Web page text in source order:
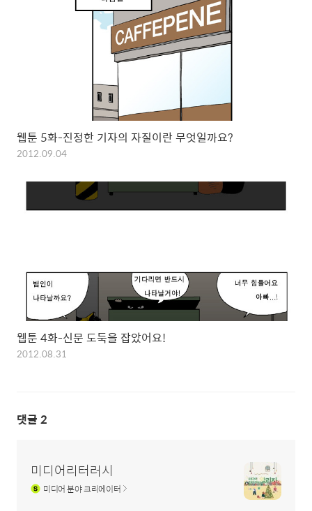
웹툰 5화-진정한 기자의 자질이란 무엇일까요?
2012.09.04
웹툰 4화-신문 도둑을 잡았어요!
2012.08.31
댓글 2
미디어리터러시
미디어분야 크리에이터